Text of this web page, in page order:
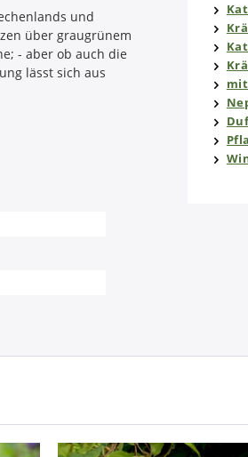
und
über graugrünem
- aber ob auch die
lässt sich aus